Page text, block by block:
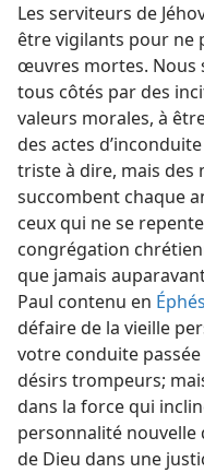
Les serviteurs de
être vigilants pour ne
œuvres mortes. Nous
tous côtés par des
valeurs morales, à
des actes
triste à dire, mais des
succombent chaque
ceux qui ne se
congrégation
que jamais
Paul contenu en
défaire de la vieille
votre conduite
désirs trompeurs;
dans la force qui
personnalité nouvelle
de Dieu dans une